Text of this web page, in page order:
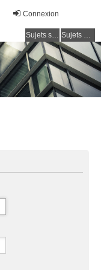
Connexion
Sujets sans réponse Sujets actifs